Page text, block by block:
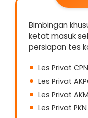
Bimbingan
ketat masuk
persiapan tes
Les Privat
Les Privat
Les Privat
Les Privat